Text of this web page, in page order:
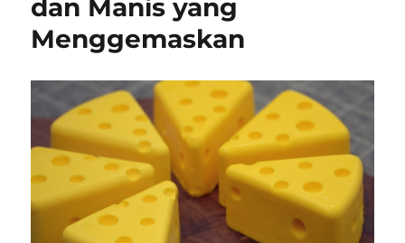
dan Manis yang
Menggemaskan